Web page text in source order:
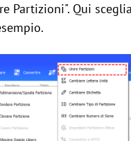
Partizioni". Qui